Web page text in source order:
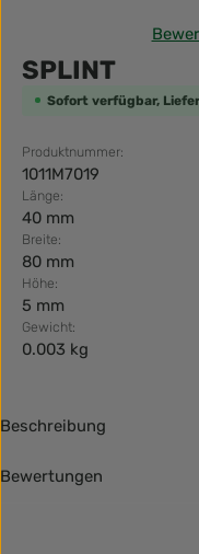
Durchschnittliche
SPLINT
Sofort verfügbar,
Produktnummer:
1011M7019
Länge:
40 mm
Breite:
80 mm
Höhe:
5 mm
Gewicht:
0.003 kg
Beschreibung
Bewertungen